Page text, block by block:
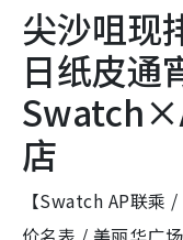
尖沙咀现
日纸皮通
店
【Swatch AP联乘